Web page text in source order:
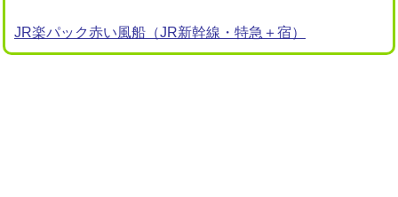
JR楽パック赤い風船（JR新幹線・特急＋宿）